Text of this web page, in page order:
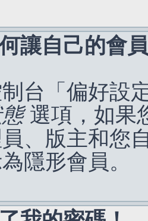
讓自己的會
台「偏好設
選項，如果
、版主和您
隱形會員。